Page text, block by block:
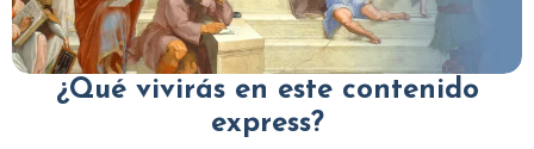
¿Qué vivirás en este contenido
express?